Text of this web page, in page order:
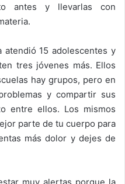
antes y llevarlas con
atendió 15 adolescentes y
tres jóvenes más. Ellos
hay grupos, pero en
y compartir sus
entre ellos. Los mismos
parte de tu cuerpo para
más dolor y dejes de
muy alertas porque la